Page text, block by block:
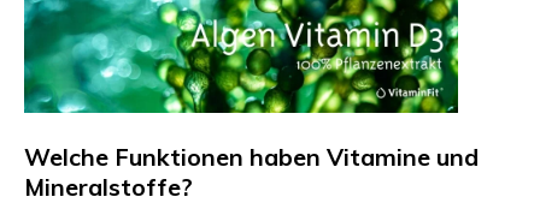
Welche Funktionen haben Vitamine und
Mineralstoffe?